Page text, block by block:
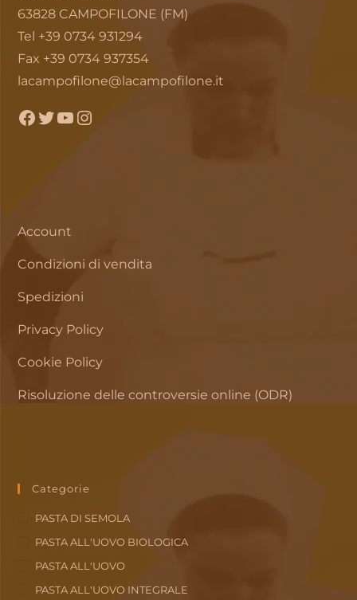
63828 CAMPOFILONE (FM)
Tel +39 0734 931294
Fax +39 0734 937354
lacampofilone@lacampofilone.it
Facebook
TwitterYouTubeInstagram
Account
Condizioni di vendita
Spedizioni
Privacy Policy
Cookie Policy
Risoluzione delle controversie online (ODR)
Categorie
PASTA DI SEMOLA
PASTA ALL'UOVO BIOLOGICA
PASTA ALL'UOVO
PASTA ALL'UOVO INTEGRALE